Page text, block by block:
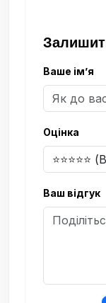
Ваше ім’я
Оцінка
Ваш відгук